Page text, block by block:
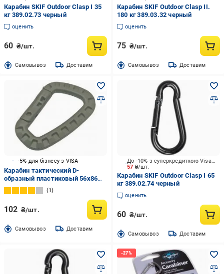
Карабин SKIF Outdoor Clasp I 35
кг 389.02.73 черный
оценить
60 ₴/шт.
Cамовывоз Доставим
Карабин SKIF Outdoor Clasp II.
180 кг 389.03.32 черный
оценить
75 ₴/шт.
Cамовывоз Доставим
-5% для бізнесу з VISA
Карабин тактический D-
образный пластиковый 56х86
мм койот. пластик 1 шт.
1
102 ₴/шт.
Cамовывоз Доставим
57 ₴/шт.
До -10% з суперкредиткою Visa Вигода
Карабин SKIF Outdoor Clasp I 65
кг 389.02.74 черный
оценить
60 ₴/шт.
Cамовывоз Доставим